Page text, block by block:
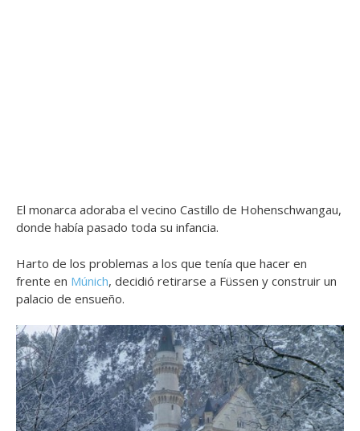
El monarca adoraba el vecino Castillo de Hohenschwangau,
donde había pasado toda su infancia.
Harto de los problemas a los que tenía que hacer en
frente en Múnich, decidió retirarse a Füssen y construir un
palacio de ensueño.